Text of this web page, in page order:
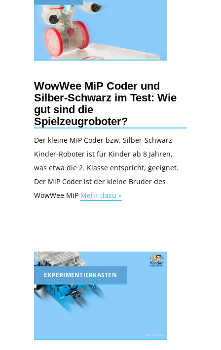
WowWee MiP Coder und
Silber-Schwarz im Test: Wie
gut sind die
Spielzeugroboter?
Der kleine MiP Coder bzw. Silber-Schwarz
Kinder-Roboter ist für Kinder ab 8 Jahren,
was etwa die 2. Klasse entspricht, geeignet.
Der MiP Coder ist der kleine Bruder des
WowWee MiP Mehr dazu »
EXPERIMENTIERKASTEN